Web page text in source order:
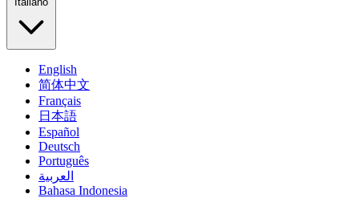
English
简体中文
Français
日本語
Español
Deutsch
Português
العربية
Bahasa Indonesia